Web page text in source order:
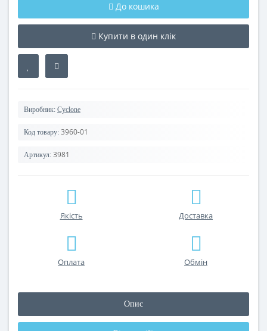
До кошика
Купити в один клік
Виробник: Cyclone
Код товару: 3960-01
Артикул: 3981
Якість Доставка
Оплата Обмін
Опис